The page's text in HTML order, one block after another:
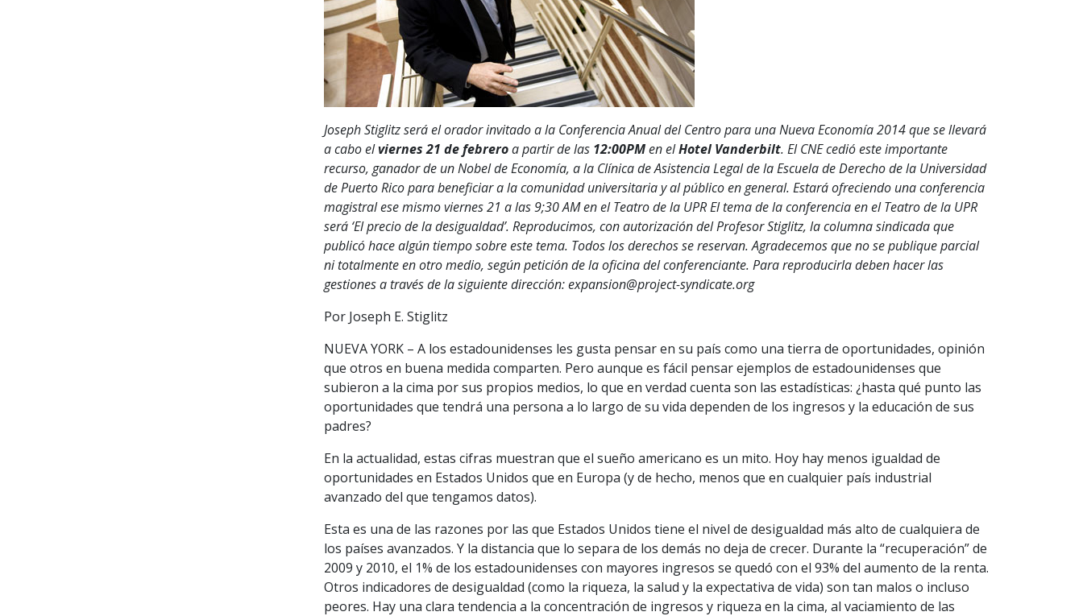
Joseph Stiglitz será el orador invitado a la Conferencia Anual del Centro para una Nueva Economía 2014 que se llevará
a cabo elviernes 21 de febreroa partir de las 12:00PMen elHotel Vanderbilt. El CNE cedió este importante
recurso, ganador de un Nobel de Economía, a la Clínica de Asistencia Legal de la Escuela de Derecho de la Universidad
de Puerto Rico para beneficiar a la comunidad universitaria y al público en general. Estará ofreciendo una conferencia
magistral ese mismo viernes 21 a las 9;30 AM en el Teatro de la UPR El tema de la conferencia en el Teatro de la UPR
será ‘El precio de la desigualdad’. Reproducimos, con autorización del Profesor Stiglitz, la columna sindicada que
publicó hace algún tiempo sobre este tema. Todos los derechos se reservan. Agradecemos que no se publique parcial
ni totalmente en otro medio, según petición de la oficina del conferenciante. Para reproducirla deben hacer las
gestiones a través de la siguiente dirección: expansion@project-syndicate.org
Por Joseph E. Stiglitz
NUEVA YORK – A los estadounidenses les gusta pensar en su país como una tierra de oportunidades, opinión
que otros en buena medida comparten. Pero aunque es fácil pensar ejemplos de estadounidenses que
subieron a la cima por sus propios medios, lo que en verdad cuenta son las estadísticas: ¿hasta qué punto las
oportunidades que tendrá una persona a lo largo de su vida dependen de los ingresos y la educación de sus
padres?
En la actualidad, estas cifras muestran que el sueño americano es un mito. Hoy hay menos igualdad de
oportunidades en Estados Unidos que en Europa (y de hecho, menos que en cualquier país industrial
avanzado del que tengamos datos).
Esta es una de las razones por las que Estados Unidos tiene el nivel de desigualdad más alto de cualquiera de
los países avanzados. Y la distancia que lo separa de los demás no deja de crecer. Durante la “recuperación” de
2009 y 2010, el 1% de los estadounidenses con mayores ingresos se quedó con el 93% del aumento de la renta.
Otros indicadores de desigualdad (como la riqueza, la salud y la expectativa de vida) son tan malos o incluso
peores. Hay una clara tendencia a la concentración de ingresos y riqueza en la cima, al vaciamiento de las